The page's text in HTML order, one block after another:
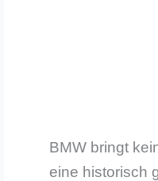
BMW bringt
eine historisch